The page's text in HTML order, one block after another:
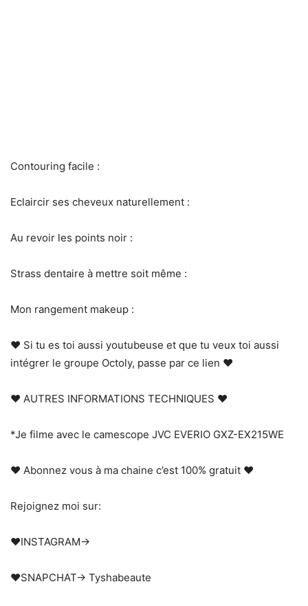
Contouring facile :
Eclaircir ses cheveux naturellement :
Au revoir les points noir :
Strass dentaire à mettre soit même :
Mon rangement makeup :
❤ Si tu es toi aussi youtubeuse et que tu veux toi aussi
intégrer le groupe Octoly, passe par ce lien ❤
❤ AUTRES INFORMATIONS TECHNIQUES ❤
*Je filme avec le camescope JVC EVERIO GXZ-EX215WE
❤ Abonnez vous à ma chaine c’est 100% gratuit ❤
Rejoignez moi sur:
❤INSTAGRAM→
❤SNAPCHAT→ Tyshabeaute